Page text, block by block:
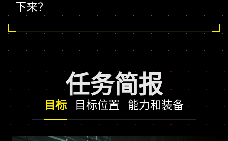
下来？
任务简报
目标 目标位置 能力和装备